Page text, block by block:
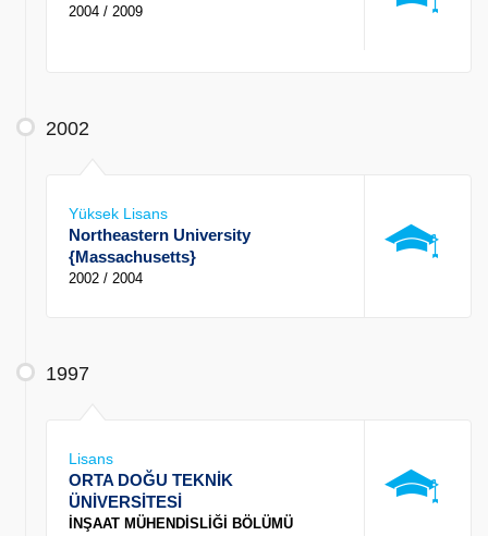
2004 / 2009
2002
Yüksek Lisans
Northeastern University
{Massachusetts}
2002 / 2004
1997
Lisans
ORTA DOĞU TEKNİK
ÜNİVERSİTESİ
İNŞAAT MÜHENDİSLİĞİ BÖLÜMÜ